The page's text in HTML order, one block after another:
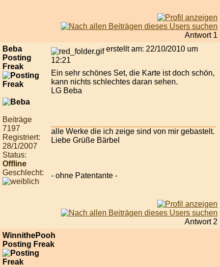
Antwort 1
Beba
Posting
Freak
Beiträge
7197
Registriert:
28/1/2007
Status:
Offline
Geschlecht:
erstellt am: 22/10/2010 um
12:21
Ein sehr schönes Set, die Karte ist doch schön,
kann nichts schlechtes daran sehen.
LG Beba
alle Werke die ich zeige sind von mir gebastelt.
Liebe Grüße Bärbel
- ohne Patentante -
Antwort 2
WinnithePooh
Posting Freak